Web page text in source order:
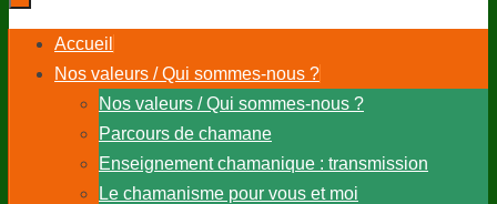
PasserAccueil
Nos valeurs / Qui sommes-nous ?
Nos valeurs / Qui sommes-nous ?
Parcours de chamane
Enseignement chamanique : transmission
Le chamanisme pour vous et moi